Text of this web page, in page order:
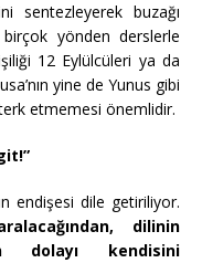
sentezleyerek buzağı
yönden derslerle
12 Eylülcüleri ya da
yine de Yunus gibi
etmemesi önemlidir.
endişesi dile getiriliyor.
dilinin
dolayı kendisini